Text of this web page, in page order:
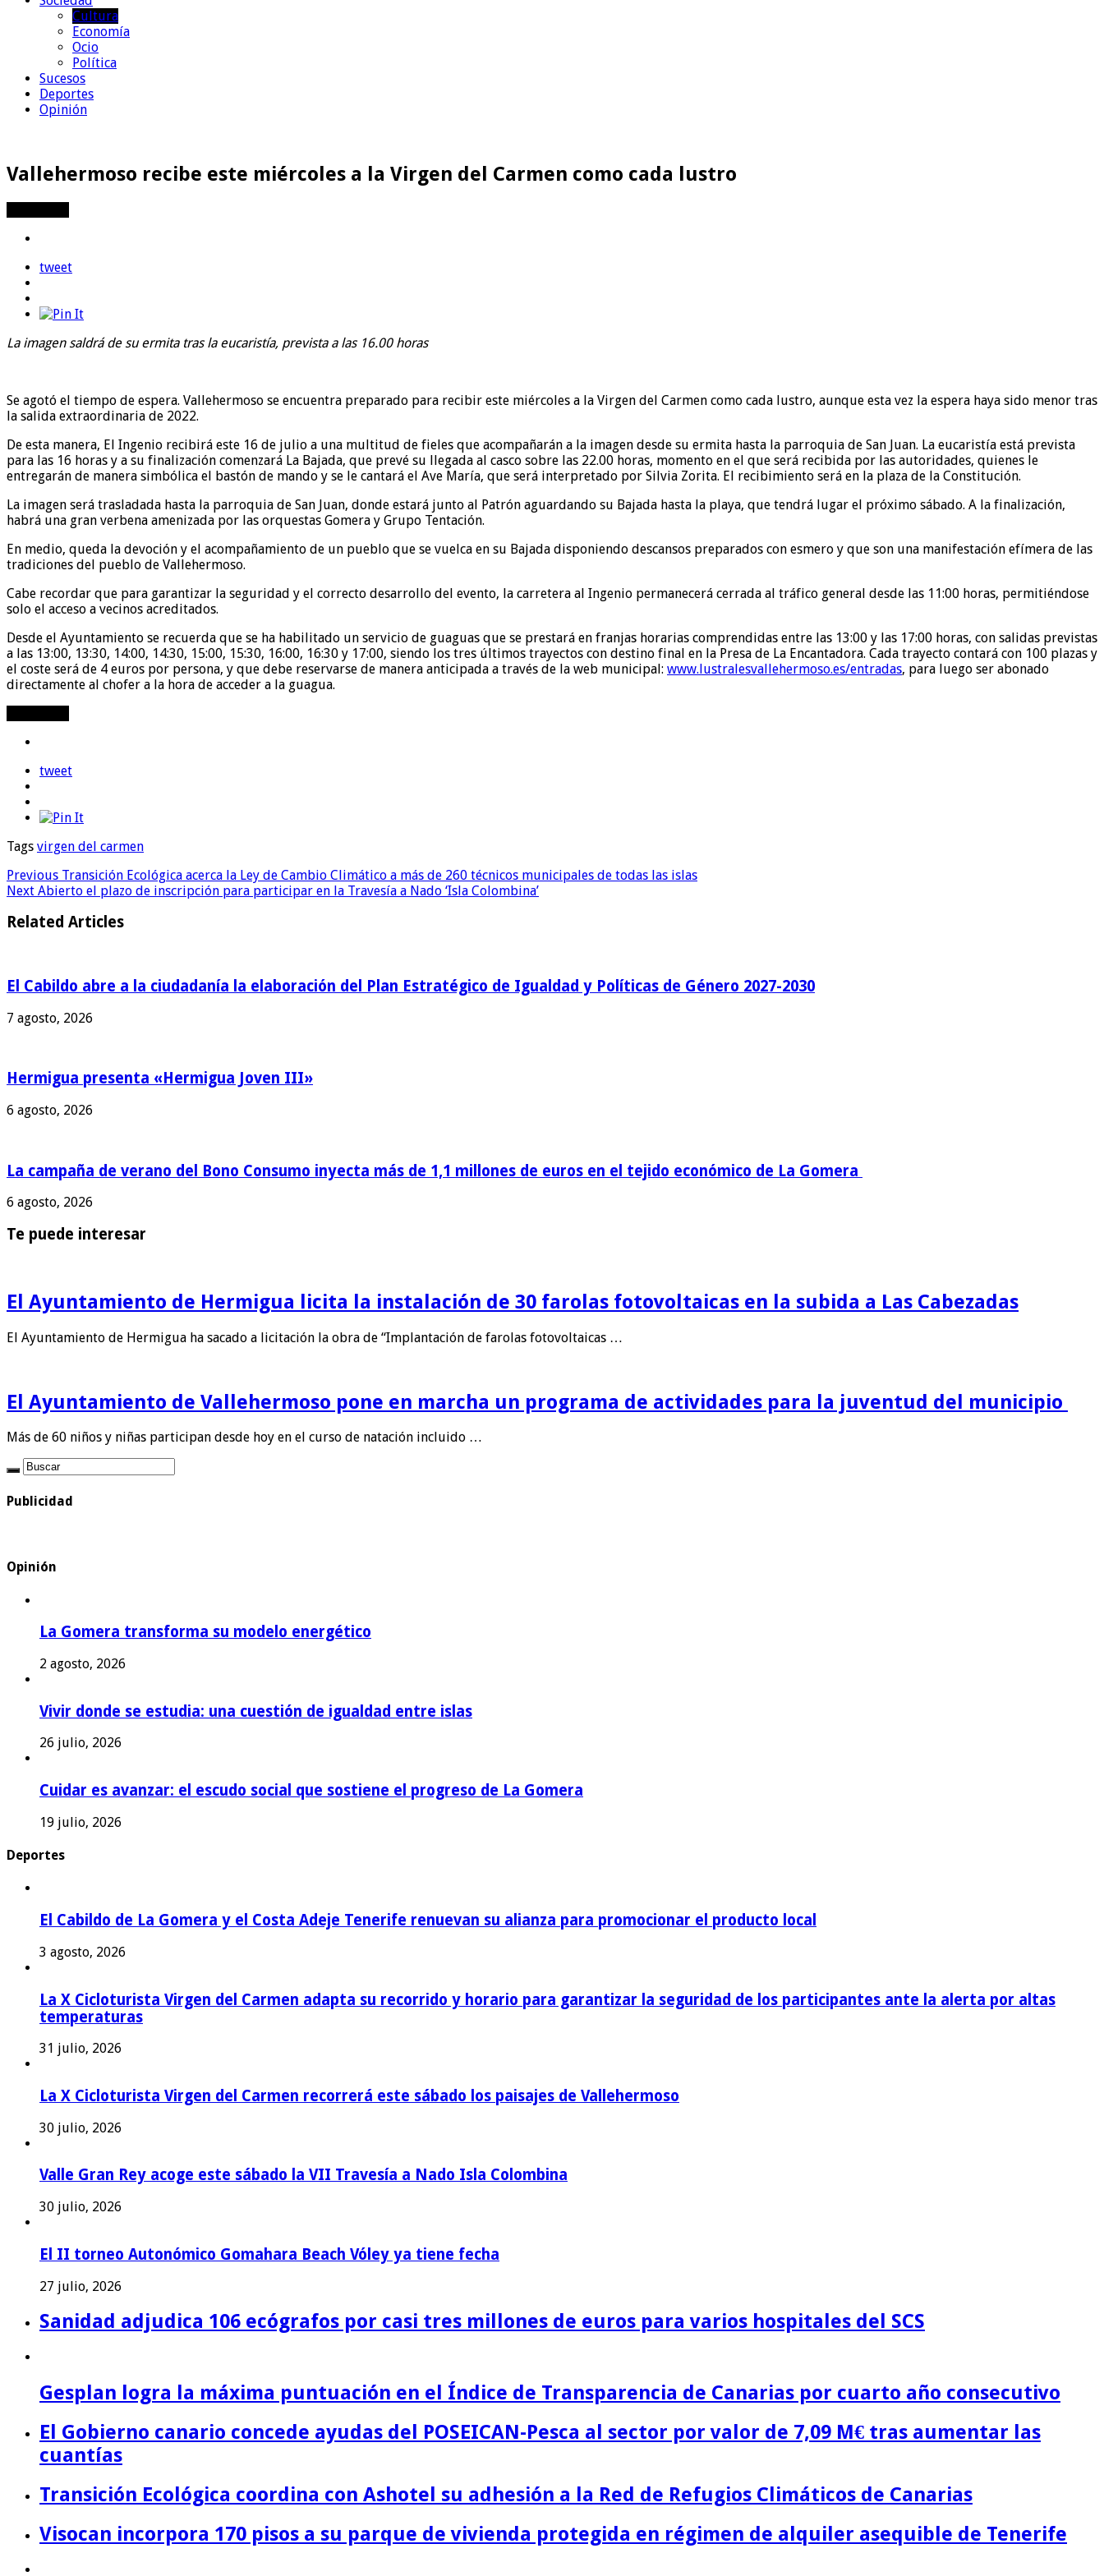
Cultura
Economía
Ocio
Política
Sucesos
Deportes
Opinión
Vallehermoso recibe este miércoles a la Virgen del Carmen como cada lustro
tweet
La imagen saldrá de su ermita tras la eucaristía, prevista a las 16.00 horas
Se agotó el tiempo de espera. Vallehermoso se encuentra preparado para recibir este miércoles a la Virgen del Carmen como cada lustro, aunque esta vez la espera haya sido menor tras
la salida extraordinaria de 2022.
De esta manera, El Ingenio recibirá este 16 de julio a una multitud de fieles que acompañarán a la imagen desde su ermita hasta la parroquia de San Juan. La eucaristía está prevista
para las 16 horas y a su finalización comenzará La Bajada, que prevé su llegada al casco sobre las 22.00 horas, momento en el que será recibida por las autoridades, quienes le
entregarán de manera simbólica el bastón de mando y se le cantará el Ave María, que será interpretado por Silvia Zorita. El recibimiento será en la plaza de la Constitución.
La imagen será trasladada hasta la parroquia de San Juan, donde estará junto al Patrón aguardando su Bajada hasta la playa, que tendrá lugar el próximo sábado. A la finalización,
habrá una gran verbena amenizada por las orquestas Gomera y Grupo Tentación.
En medio, queda la devoción y el acompañamiento de un pueblo que se vuelca en su Bajada disponiendo descansos preparados con esmero y que son una manifestación efímera de las
tradiciones del pueblo de Vallehermoso.
Cabe recordar que para garantizar la seguridad y el correcto desarrollo del evento, la carretera al Ingenio permanecerá cerrada al tráfico general desde las 11:00 horas, permitiéndose
solo el acceso a vecinos acreditados.
Desde el Ayuntamiento se recuerda que se ha habilitado un servicio de guaguas que se prestará en franjas horarias comprendidas entre las 13:00 y las 17:00 horas, con salidas previstas
a las 13:00, 13:30, 14:00, 14:30, 15:00, 15:30, 16:00, 16:30 y 17:00, siendo los tres últimos trayectos con destino final en la Presa de La Encantadora. Cada trayecto contará con 100 plazas y
el coste será de 4 euros por persona, y que debe reservarse de manera anticipada a través de la web municipal: www.lustralesvallehermoso.es/entradas, para luego ser abonado
directamente al chofer a la hora de acceder a la guagua.
tweet
Tags virgen del carmen
Previous Transición Ecológica acerca la Ley de Cambio Climático a más de 260 técnicos municipales de todas las islas
Next Abierto el plazo de inscripción para participar en la Travesía a Nado ‘Isla Colombina’
Related Articles
El Cabildo abre a la ciudadanía la elaboración del Plan Estratégico de Igualdad y Políticas de Género 2027-2030
7 agosto, 2026
Hermigua presenta «Hermigua Joven III»
6 agosto, 2026
La campaña de verano del Bono Consumo inyecta más de 1,1 millones de euros en el tejido económico de La Gomera
6 agosto, 2026
Te puede interesar
El Ayuntamiento de Hermigua licita la instalación de 30 farolas fotovoltaicas en la subida a Las Cabezadas
El Ayuntamiento de Hermigua ha sacado a licitación la obra de “Implantación de farolas fotovoltaicas …
El Ayuntamiento de Vallehermoso pone en marcha un programa de actividades para la juventud del municipio
Más de 60 niños y niñas participan desde hoy en el curso de natación incluido …
Publicidad
Opinión
La Gomera transforma su modelo energético
2 agosto, 2026
Vivir donde se estudia: una cuestión de igualdad entre islas
26 julio, 2026
Cuidar es avanzar: el escudo social que sostiene el progreso de La Gomera
19 julio, 2026
Deportes
El Cabildo de La Gomera y el Costa Adeje Tenerife renuevan su alianza para promocionar el producto local
3 agosto, 2026
La X Cicloturista Virgen del Carmen adapta su recorrido y horario para garantizar la seguridad de los participantes ante la alerta por altas
temperaturas
31 julio, 2026
La X Cicloturista Virgen del Carmen recorrerá este sábado los paisajes de Vallehermoso
30 julio, 2026
Valle Gran Rey acoge este sábado la VII Travesía a Nado Isla Colombina
30 julio, 2026
El II torneo Autonómico Gomahara Beach Vóley ya tiene fecha
27 julio, 2026
Sanidad adjudica 106 ecógrafos por casi tres millones de euros para varios hospitales del SCS
Gesplan logra la máxima puntuación en el Índice de Transparencia de Canarias por cuarto año consecutivo
El Gobierno canario concede ayudas del POSEICAN-Pesca al sector por valor de 7,09 M€ tras aumentar las
cuantías
Transición Ecológica coordina con Ashotel su adhesión a la Red de Refugios Climáticos de Canarias
Visocan incorpora 170 pisos a su parque de vivienda protegida en régimen de alquiler asequible de Tenerife